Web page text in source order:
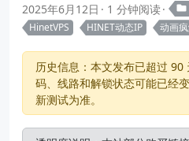
2025年6月12日 1 分钟阅读
HinetVPS
HINET动态IP 动画
历史信息：本文发布已超过 90
码、线路和解锁状态可能已经
新测试为准。